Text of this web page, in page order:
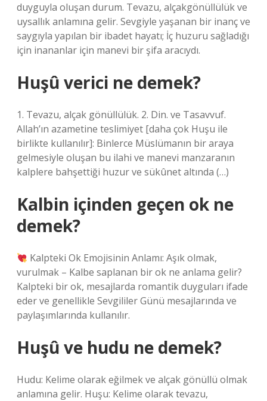
duyguyla oluşan durum. Tevazu, alçakgönüllülük ve
uysallık anlamına gelir. Sevgiyle yaşanan bir inanç ve
saygıyla yapılan bir ibadet hayatı; İç huzuru sağladığı
için inananlar için manevi bir şifa aracıydı.
Huşû verici ne demek?
1. Tevazu, alçak gönüllülük. 2. Din. ve Tasavvuf.
Allah’ın azametine teslimiyet [daha çok Huşu ile
birlikte kullanılır]: Binlerce Müslümanın bir araya
gelmesiyle oluşan bu ilahi ve manevi manzaranın
kalplere bahşettiği huzur ve sükûnet altında (…)
Kalbin içinden geçen ok ne
demek?
Kalpteki Ok Emojisinin Anlamı: Aşık olmak,
vurulmak – Kalbe saplanan bir ok ne anlama gelir?
Kalpteki bir ok, mesajlarda romantik duyguları ifade
eder ve genellikle Sevgililer Günü mesajlarında ve
paylaşımlarında kullanılır.
Huşû ve hudu ne demek?
Hudu: Kelime olarak eğilmek ve alçak gönüllü olmak
anlamına gelir. Huşu: Kelime olarak tevazu,